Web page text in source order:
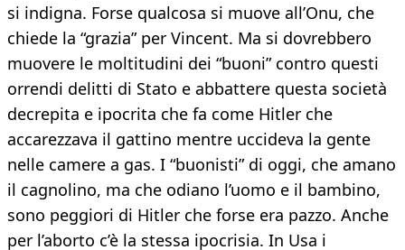
si indigna. Forse qualcosa si muove all’Onu, che
chiede la “grazia” per Vincent. Ma si dovrebbero
muovere le moltitudini dei “buoni” contro questi
orrendi delitti di Stato e abbattere questa società
decrepita e ipocrita che fa come Hitler che
accarezzava il gattino mentre uccideva la gente
nelle camere a gas. I “buonisti” di oggi, che amano
il cagnolino, ma che odiano l’uomo e il bambino,
sono peggiori di Hitler che forse era pazzo. Anche
per l’aborto c’è la stessa ipocrisia. In Usa i